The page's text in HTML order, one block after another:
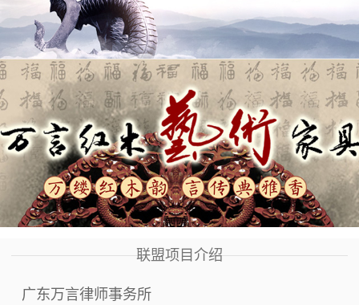
联盟项目介绍
广东万言律师事务所